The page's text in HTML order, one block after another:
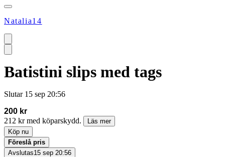
Natalia14
Batistini slips med tags
Slutar 15 sep 20:56
200 kr
212 kr med köparskydd.
Läs mer
Köp nu
Föreslå pris
Avslutas15 sep 20:56